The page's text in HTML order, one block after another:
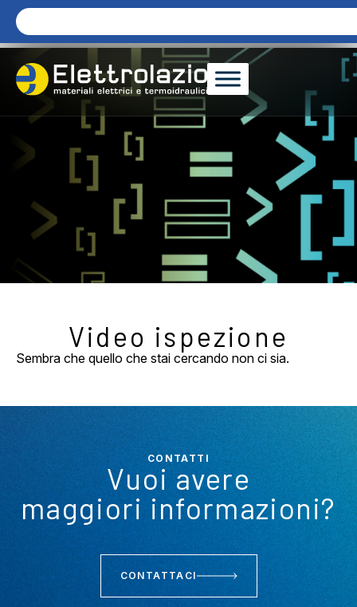
Video ispezione
Sembra che quello che stai cercando non ci sia.
CONTATTI
Vuoi avere
maggiori informazioni?
CONTATTACI